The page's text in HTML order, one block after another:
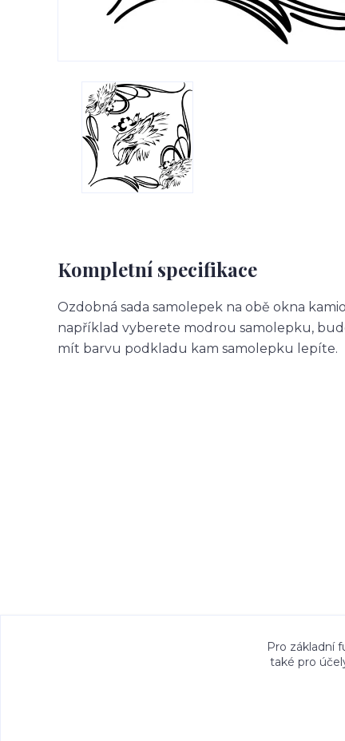
Kompletní specifikace
Ozdobná sada samolepek na obě okna
například vyberete modrou samolepku,
mít barvu podkladu kam samolepku lepíte.
Veškeré fotografie, grafické návrhy,
právem. Jejich použití bez předchozího
Pro základní
také pro